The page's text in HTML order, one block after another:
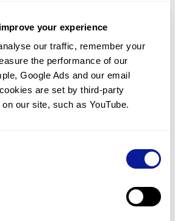
your experience
our traffic, remember your
the performance of our
Google Ads and our email
are set by third-party
our site, such as YouTube.
양증, 원인과 증상이 뭔가